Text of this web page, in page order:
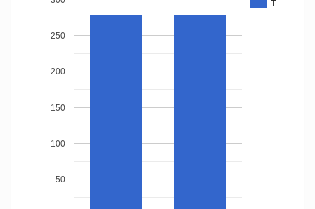
T…
50
100
150
200
250